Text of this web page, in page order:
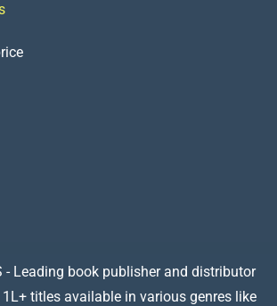
- Leading book publisher and distributor
titles available in various genres like